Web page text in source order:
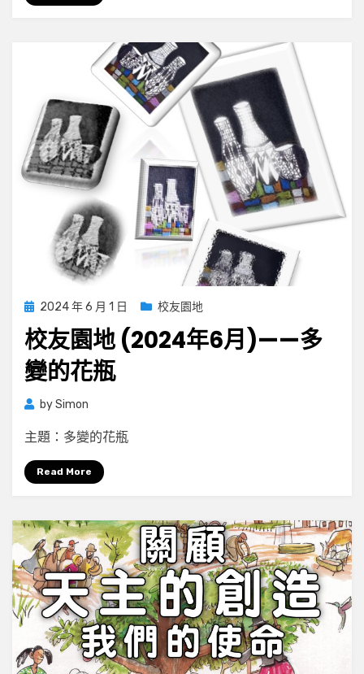
8
月)
——
心
目
人〉
中
Posted
on
2024 年 6 月 1 日 校友園地
校友園地 (2024年6月)——多
變的花瓶
bySimon
主題：多變的花瓶
Read More